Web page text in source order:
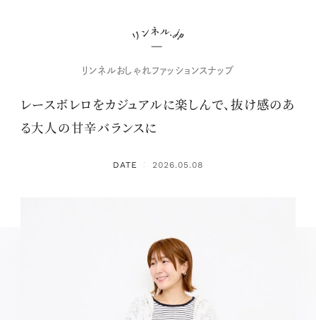
リンネルおしゃれファッションスナップ
レースボレロをカジュアルに楽しんで、抜け感のあ
る大人の甘辛バランスに
DATE ： 2026.05.08